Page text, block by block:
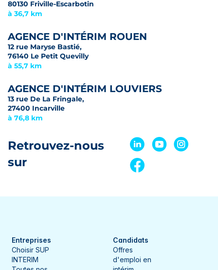
80130 Friville-Escarbotin
à 36,7 km
AGENCE D'INTÉRIM ROUEN
12 rue Maryse Bastié,
76140 Le Petit Quevilly
à 55,7 km
AGENCE D'INTÉRIM LOUVIERS
13 rue De La Fringale,
27400 Incarville
à 76,8 km
Retrouvez-nous
sur
Entreprises
Choisir SUP
INTERIM
Candidats
Offres
d'emploi en